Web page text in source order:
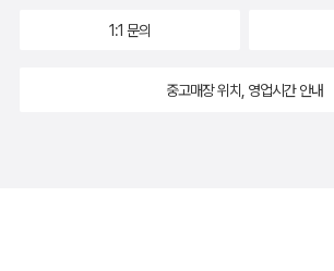
1:1 문의
중고매장 위치, 영업시간 안내